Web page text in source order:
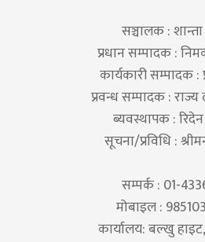
सञ्चालक :
प्रधान सम्पादक :
कार्यकारी सम्पादक :
प्रवन्ध सम्पादक : राज्य
ब्यवस्थापक :
सूचना/प्रविधि :
सम्पर्क : 01-
मोबाइल :
कार्यालय: बल्खु